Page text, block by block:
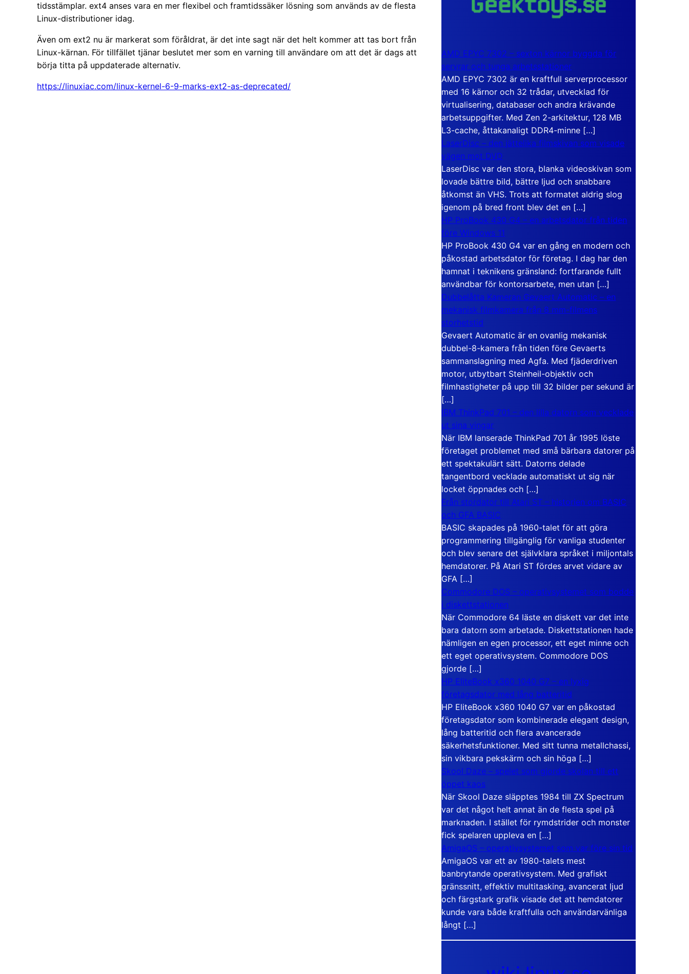
tidsstämplar. ext4 anses vara en mer flexibel och framtidssäker lösning som används av de flesta
Linux-distributioner idag.
Även om ext2 nu är markerat som föråldrat, är det inte sagt när det helt kommer att tas bort från
Linux-kärnan. För tillfället tjänar beslutet mer som en varning till användare om att det är dags att
börja titta på uppdaterade alternativ.
https://linuxiac.com/linux-kernel-6-9-marks-ext2-as-deprecated/
AMD EPYC 7302 – sexton kärnor byggda för
servrar och tunga arbetsstationer
AMD EPYC 7302 är en kraftfull serverprocessor
med 16 kärnor och 32 trådar, utvecklad för
virtualisering, databaser och andra krävande
arbetsuppgifter. Med Zen 2-arkitektur, 128 MB
L3-cache, åttakanaligt DDR4-minne […]
LaserDisc – den jättelika filmskivan som visade
vägen mot DVD
LaserDisc var den stora, blanka videoskivan som
lovade bättre bild, bättre ljud och snabbare
åtkomst än VHS. Trots att formatet aldrig slog
igenom på bred front blev det en […]
HP ProBook 430 G4 – en arbetsdator från tiden
före Windows 11
HP ProBook 430 G4 var en gång en modern och
påkostad arbetsdator för företag. I dag har den
hamnat i teknikens gränsland: fortfarande fullt
användbar för kontorsarbete, men utan […]
Dubbelåtta Kameran Gevaert Automatic – en
mekanisk filmkamera från 8 mm-filmens
storhetstid
Gevaert Automatic är en ovanlig mekanisk
dubbel-8-kamera från tiden före Gevaerts
sammanslagning med Agfa. Med fjäderdriven
motor, utbytbart Steinheil-objektiv och
filmhastigheter på upp till 32 bilder per sekund är
[…]
IBM ThinkPad 701 – den lilla datorn som vecklade
ut sina vingar
När IBM lanserade ThinkPad 701 år 1995 löste
företaget problemet med små bärbara datorer på
ett spektakulärt sätt. Datorns delade
tangentbord vecklade automatiskt ut sig när
locket öppnades och […]
Från stordator till Atari ST – historien om BASIC
och GFA BASIC
BASIC skapades på 1960-talet för att göra
programmering tillgänglig för vanliga studenter
och blev senare det självklara språket i miljontals
hemdatorer. På Atari ST fördes arvet vidare av
GFA […]
Commodore DOS – operativsystemet som bodde
i diskettstationen
När Commodore 64 läste en diskett var det inte
bara datorn som arbetade. Diskettstationen hade
nämligen en egen processor, ett eget minne och
ett eget operativsystem. Commodore DOS
gjorde […]
HP EliteBook x360 1040 G7 – en lyxig
företagsdator med lång batteritid
HP EliteBook x360 1040 G7 var en påkostad
företagsdator som kombinerade elegant design,
lång batteritid och flera avancerade
säkerhetsfunktioner. Med sitt tunna metallchassi,
sin vikbara pekskärm och sin höga […]
Skool Daze – spelet som gjorde skolan till ett
öppet kaos
När Skool Daze släpptes 1984 till ZX Spectrum
var det något helt annat än de flesta spel på
marknaden. I stället för rymdstrider och monster
fick spelaren uppleva en […]
AmigaOS – operativsystemet som var före sin tid
AmigaOS var ett av 1980-talets mest
banbrytande operativsystem. Med grafiskt
gränssnitt, effektiv multitasking, avancerat ljud
och färgstark grafik visade det att hemdatorer
kunde vara både kraftfulla och användarvänliga
långt […]